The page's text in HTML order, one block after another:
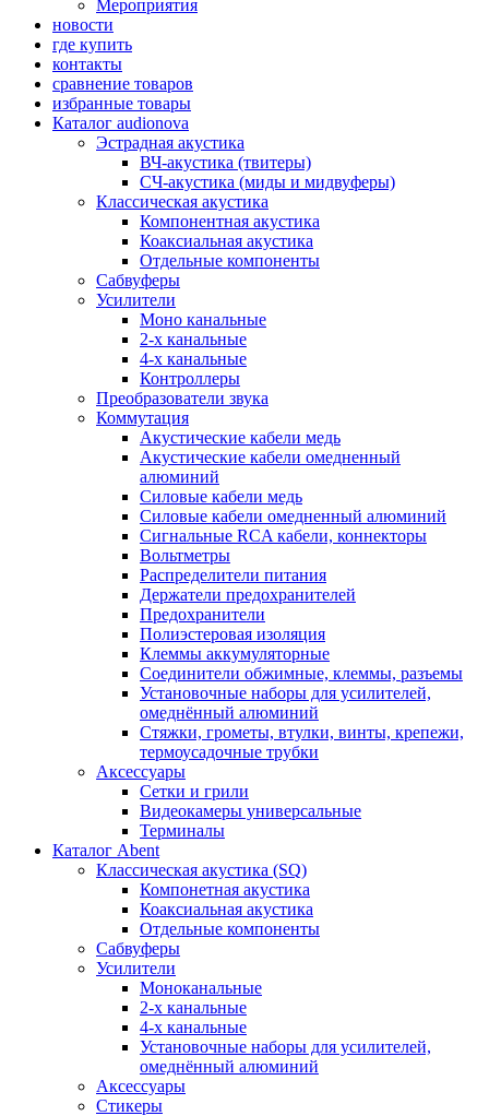
Мероприятия
новости
где купить
контакты
сравнение товаров
избранные товары
Каталог audionova
Эстрадная акустика
ВЧ-акустика (твитеры)
СЧ-акустика (миды и мидвуферы)
Классическая акустика
Компонентная акустика
Коаксиальная акустика
Отдельные компоненты
Сабвуферы
Усилители
Моно канальные
2-х канальные
4-х канальные
Контроллеры
Преобразователи звука
Коммутация
Акустические кабели медь
Акустические кабели омедненный
алюминий
Силовые кабели медь
Силовые кабели омедненный алюминий
Сигнальные RCA кабели, коннекторы
Вольтметры
Распределители питания
Держатели предохранителей
Предохранители
Полиэстеровая изоляция
Клеммы аккумуляторные
Соединители обжимные, клеммы, разъемы
Установочные наборы для усилителей,
омеднённый алюминий
Стяжки, грометы, втулки, винты, крепежи,
термоусадочные трубки
Аксессуары
Сетки и грили
Видеокамеры универсальные
Терминалы
Каталог Abent
Классическая акустика (SQ)
Компонетная акустика
Коаксиальная акустика
Отдельные компоненты
Сабвуферы
Усилители
Моноканальные
2-х канальные
4-х канальные
Установочные наборы для усилителей,
омеднённый алюминий
Аксессуары
Стикеры